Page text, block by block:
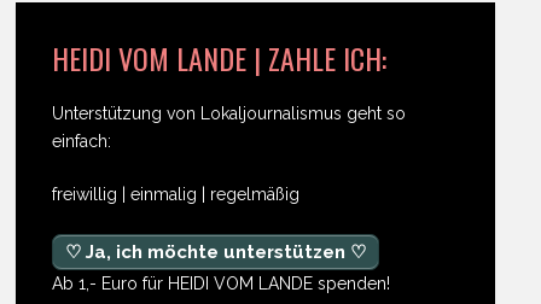
HEIDI VOM LANDE | ZAHLE ICH:
Unterstützung von Lokaljournalismus geht so
einfach:
freiwillig | einmalig | regelmäßig
♡ Ja, ich möchte unterstützen ♡
Ab 1,- Euro für HEIDI VOM LANDE spenden!